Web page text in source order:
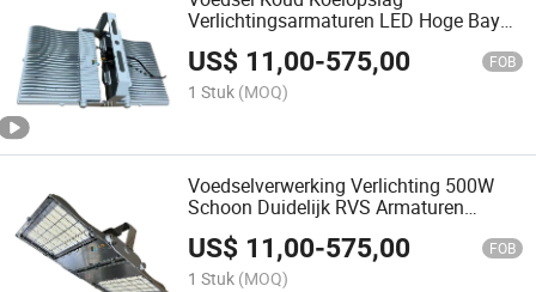
Verlichtingsarmaturen LED Hoge Bay
Lichten 30000 Lumen Floodlight 200W
IP69K 220V Nz RVS Sst316 Constructie
US$ 11,00-575,00 FOB
1 Stuk (MOQ)
Voedselverwerking Verlichting 500W
Schoon Duidelijk RVS Armaturen
Waterdicht IP67 IP69K Hoge Bay Licht
150lm/W LED Floodlight voor
Veiligheid
US$ 11,00-575,00 FOB
1 Stuk (MOQ)